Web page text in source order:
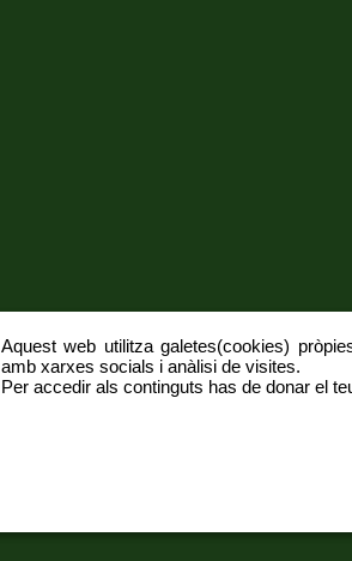
Aquest web utilitza galetes(cookies)
amb xarxes socials i anàlisi de visites.
Per accedir als continguts has de donar el